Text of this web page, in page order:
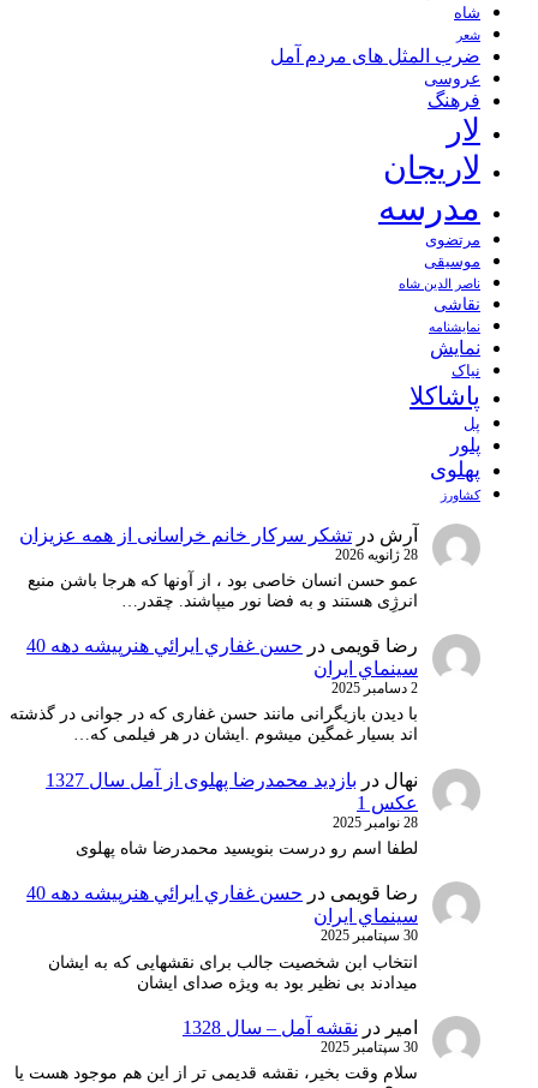
شاه
شعر
ضرب المثل های مردم آمل
عروسی
فرهنگ
لار
لاریجان
مدرسه
مرتضوی
موسیقی
ناصر الدین شاه
نقاشی
نمايشنامه
نمایش
نیاک
پاشاکلا
پل
پلور
پهلوی
کشاورز
آرش در تشکر سرکار خانم خراسانی از همه عزیزان
28 ژانویه 2026
عمو حسن انسان خاصی بود ، از آونها که هرجا باشن منبع
انرژِی هستند و به فضا نور میپاشند. چقدر…
رضا قویمی در
حسن غفاري ايرائي هنرپيشه دهه 40
سينماي ايران
2 دسامبر 2025
با دیدن بازیگرانی مانند حسن غفاری که در جوانی در گذشته
اند بسیار غمگین میشوم .ایشان در هر فیلمی که…
نهال در
بازدید محمدرضا پهلوی از آمل سال 1327
عکس 1
28 نوامبر 2025
لطفا اسم رو درست بنویسید محمدرضا شاه پهلوی
رضا قویمی در
حسن غفاري ايرائي هنرپيشه دهه 40
سينماي ايران
30 سپتامبر 2025
انتخاب ابن شخصیت جالب برای نقشهایی که به ایشان
میدادند بی نظیر بود به ویژه صدای ایشان
امیر در نقشه آمل – سال 1328
30 سپتامبر 2025
سلام وقت بخیر، نقشه قدیمی تر از این هم موجود هست یا